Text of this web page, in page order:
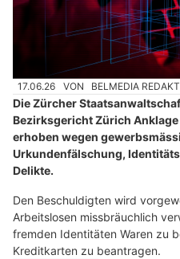
17.06.26 VON BELMEDIA
Die Zürcher
Bezirksgericht Zürich
erhoben wegen
Urkundenfälschung,
Delikte.
Den Beschuldigten wird
Arbeitslosen missbräuchlich
fremden Identitäten Waren zu
Kreditkarten zu beantragen.